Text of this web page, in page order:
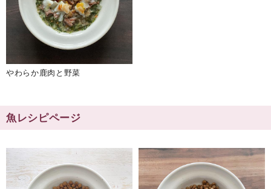
やわらか鹿肉と野菜
魚レシピページ